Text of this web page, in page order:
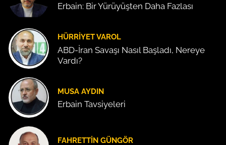
Erbain: Bir Yürüyüşten Daha Fazlası
HÜRRIYET VAROL
ABD-İran Savaşı Nasıl Başladı, Nereye
Vardı?
MUSA AYDIN
Erbain Tavsiyeleri
FAHRETTIN GÜNGÖR